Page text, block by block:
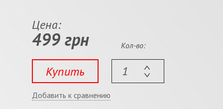
Цена:
499 грн
Купить
Кол-во:
Добавить к сравнению